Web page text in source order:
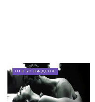
ОТКЪС НА ДЕНЯ